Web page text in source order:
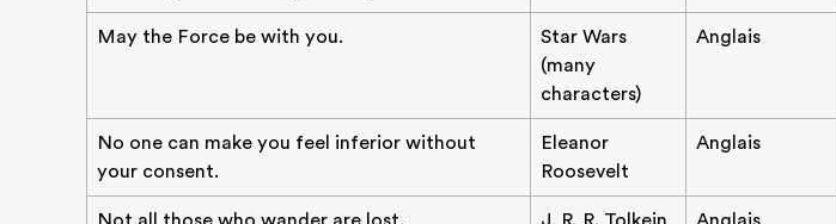
May the Force be with you.
Star Wars
(many
characters)
Anglais
No one can make you feel inferior without
your consent.
Eleanor
Roosevelt
Anglais